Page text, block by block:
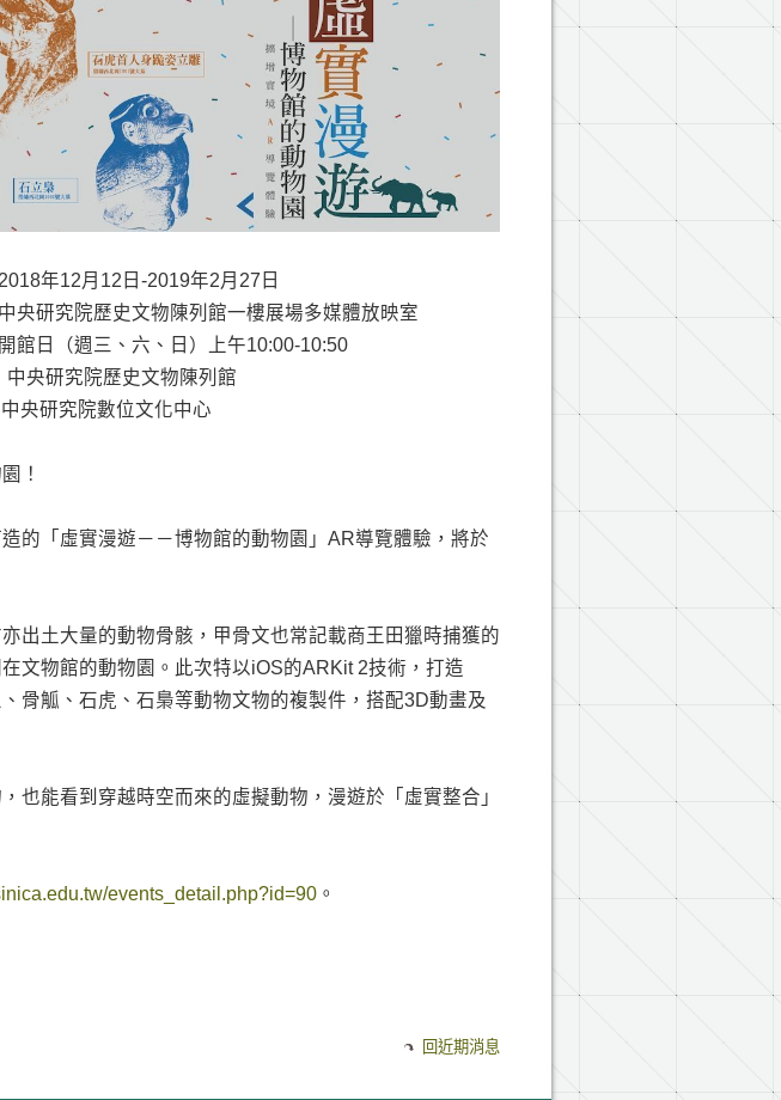
年12月12日-2019年2月27日
研究院歷史文物陳列館一樓展場多媒體放映室
日（週三、六、日）上午10:00-10:50
中央研究院歷史文物陳列館
中央研究院數位文化中心
！
的「虛實漫遊－－博物館的動物園」AR導覽體驗，將於
出土大量的動物骨骸，甲骨文也常記載商王田獵時捕獲的
文物館的動物園。此次特以iOS的ARKit 2技術，打造
骨觚、石虎、石梟等動物文物的複製件，搭配3D動畫及
也能看到穿越時空而來的虛擬動物，漫遊於「虛實整合」
events_detail.php?id=90 。
回近期消息